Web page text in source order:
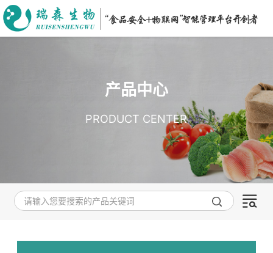
产品中心
PRODUCT CENTER